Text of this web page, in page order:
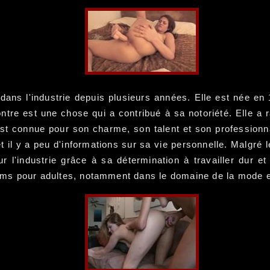
l'industrie depuis plusieurs années. Elle est née
est une chose qui a contribué à sa notoriété. Elle a
connue pour son charme, son talent et son
il y a peu d'informations sur sa vie personnelle.
l'industrie grâce à sa détermination à travailler dur
pour adultes, notamment dans le domaine de la mode